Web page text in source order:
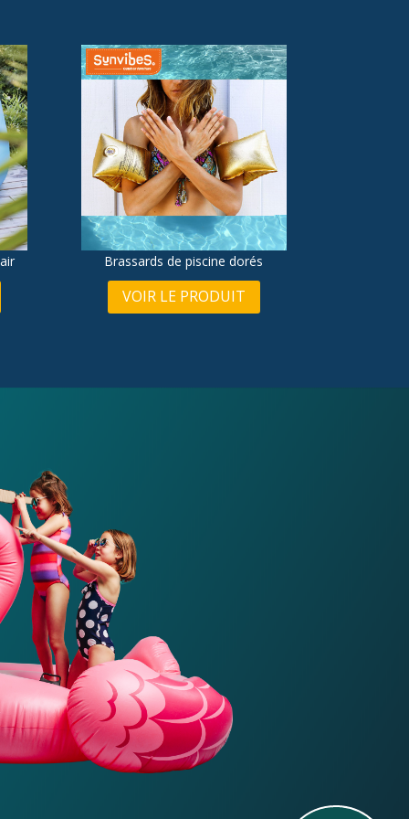
Brassards de piscine dorés
VOIR LE PRODUIT